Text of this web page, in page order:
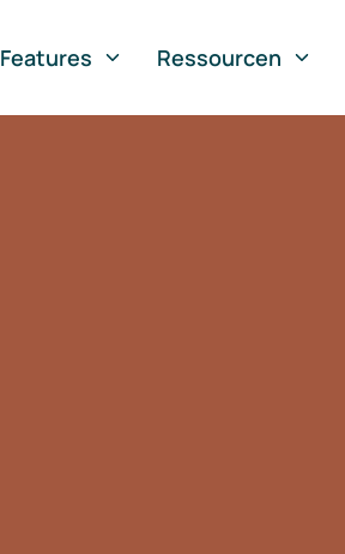
Features Ressourcen